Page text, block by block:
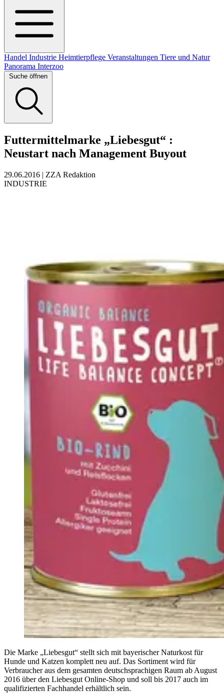
Handel Industrie Heimtierpflege Veranstaltungen Tiere und Natur
Panorama Interzoo
Suche öffnen
Futtermittelmarke „Liebesgut“ :
Neustart nach Management Buyout
29.06.2016 | ZZA Redaktion
INDUSTRIE
Die Marke „Liebesgut“ stellt sich mit bayerischer Naturkost für
Hunde und Katzen komplett neu auf. Das Sortiment wird für
Verbraucher aus dem gesamten deutschsprachigen Raum ab August
2016 über den Liebesgut Online-Shop und soll bis 2017 auch im
qualifizierten Fachhandel erhältlich sein.